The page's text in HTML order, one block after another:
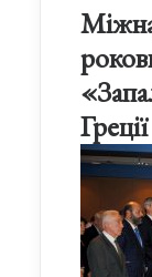
Греції